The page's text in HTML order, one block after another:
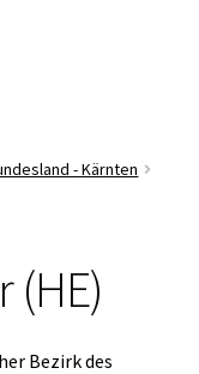
- Kärnten
(HE)
Bezirk des